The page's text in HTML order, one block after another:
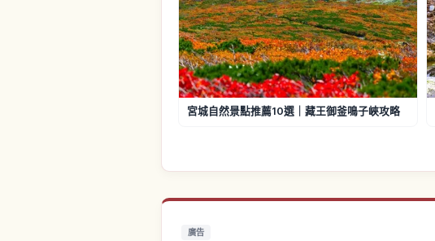
宮城自然景點推薦10選｜藏王御釜鳴子峽攻略
廣告